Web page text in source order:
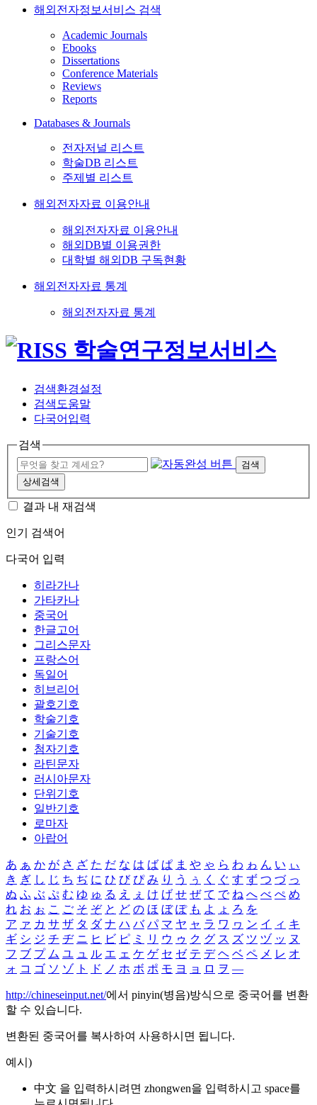
해외전자정보서비스 검색
Academic Journals
Ebooks
Dissertations
Conference Materials
Reviews
Reports
Databases & Journals
전자저널 리스트
학술DB 리스트
주제별 리스트
해외전자자료 이용안내
해외전자자료 이용안내
해외DB별 이용권한
대학별 해외DB 구독현황
해외전자자료 통계
해외전자자료 통계
검색환경설정
검색도움말
다국어입력
검색
검색
상세검색
결과 내 재검색
인기 검색어
다국어 입력
히라가나
가타카나
중국어
한글고어
그리스문자
프랑스어
독일어
히브리어
괄호기호
학술기호
기술기호
첨자기호
라틴문자
러시아문자
단위기호
일반기호
로마자
아랍어
あ ぁ か が さ ざ た だ な は ば ぱ ま や ゃ ら わ ゎ ん い ぃ
き ぎ し じ ち ぢ に ひ び ぴ み り う ぅ く ぐ す ず つ づ っ
ぬ ふ ぶ ぷ む ゆ ゅ る え ぇ け げ せ ぜ て で ね へ べ ぺ め
れ お ぉ こ ご そ ぞ と ど の ほ ぼ ぽ も よ ょ ろ を
ア ァ カ サ ザ タ ダ ナ ハ バ パ マ ヤ ャ ラ ワ ヮ ン イ ィ キ
ギ シ ジ チ ヂ ニ ヒ ビ ピ ミ リ ウ ゥ ク グ ス ズ ツ ヅ ッ ヌ
フ ブ プ ム ユ ュ ル エ ェ ケ ゲ セ ゼ テ デ ヘ ベ ペ メ レ オ
ォ コ ゴ ソ ゾ ト ド ノ ホ ボ ポ モ ヨ ョ ロ ヲ ―
http://chineseinput.net/에서 pinyin(병음)방식으로 중국어를 변환
할 수 있습니다.
변환된 중국어를 복사하여 사용하시면 됩니다.
예시)
中文 을 입력하시려면 zhongwen을 입력하시고 space를